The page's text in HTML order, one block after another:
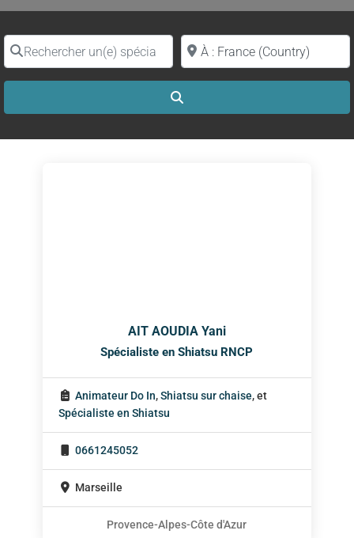
Rechercher un(e) spécialiste par nomProche de (ville ou région)
AIT AOUDIA Yani
Spécialiste en Shiatsu RNCP
Animateur Do In,Shiatsu sur chaise, et
Spécialiste en Shiatsu
0661245052
Marseille
Provence-Alpes-Côte d'Azur